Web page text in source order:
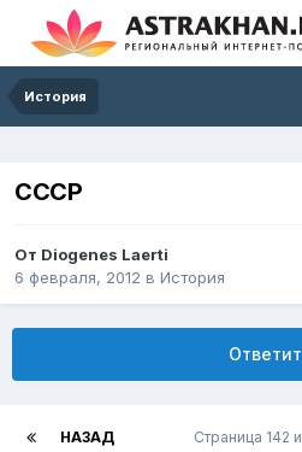
История
СССР
От Diogenes Laerti
6 февраля, 2012 в История
НАЗАД Страница 142